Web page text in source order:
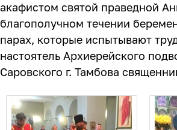
акафистом святой праведной
благополучном течении
парах, которые испытывают
настоятель Архиерейского
Саровского г. Тамбова